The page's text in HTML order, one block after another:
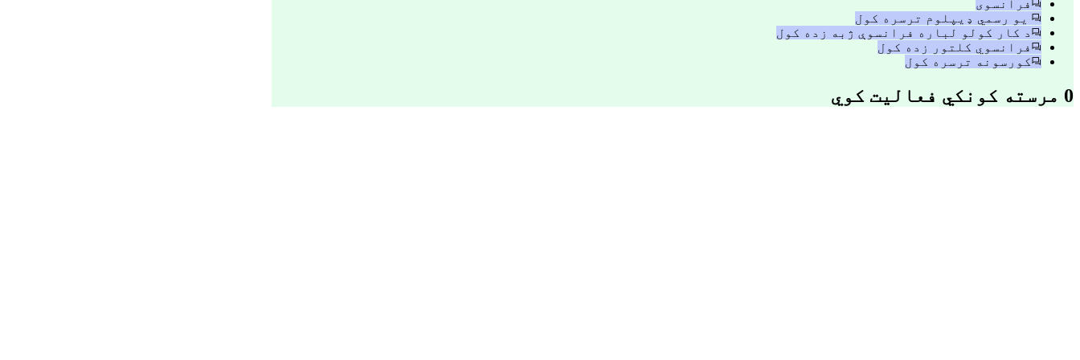
فرانسوی
یو رسمي ډیپلوم ترسره کول
د کار کولو لباره فرانسوې ژبه زده کول
فرانسوي کلتور زده کول
کورسونه ترسره کول
0 مرسته کونکي فعالیت کوي